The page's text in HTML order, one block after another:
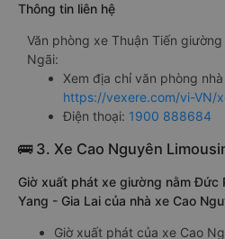
Thông tin liên hệ
Văn phòng xe Thuận Tiến
Ngãi:
Xem địa chỉ văn phòng
https://vexere.com/vi-VN/
Điện thoại: 1900 888684
🚌 3. Xe Cao Nguyên
Giờ xuất phát xe giường nằm Đức
Yang - Gia Lai của nhà xe Cao
Giờ xuất phát của xe Cao